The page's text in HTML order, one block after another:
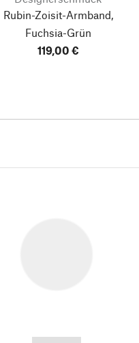
Rubin-Zoisit-Armband,
Fuchsia-Grün
119,00 €